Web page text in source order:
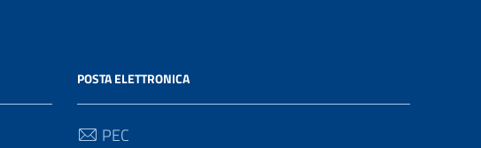
POSTA ELETTRONICA
PEC